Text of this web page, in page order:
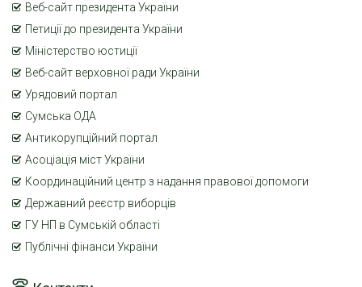
Веб-сайт президента України
Петиції до президента України
Міністерство юстиції
Веб-сайт верховної ради України
Урядовий портал
Сумська ОДА
Антикорупційний портал
Асоціація міст України
Координаційний центр з надання правової допомоги
Державний реєстр виборців
ГУ НП в Сумській області
Публічні фінанси України